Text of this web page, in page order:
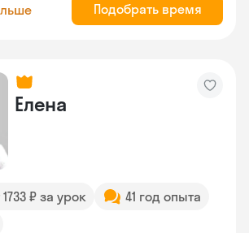
Подобрать время
Елена
1733 ₽ за урок
41 год опыта